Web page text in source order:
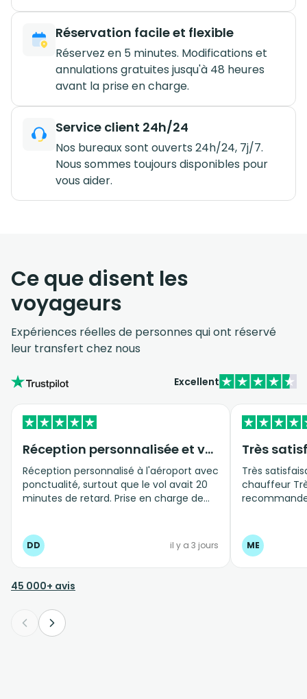
Réservation facile et flexible
Réservez en 5 minutes. Modifications et
annulations gratuites jusqu'à 48 heures
avant la prise en charge.
Service client 24h/24
Nos bureaux sont ouverts 24h/24, 7j/7.
Nous sommes toujours disponibles pour
vous aider.
Ce que disent les
voyageurs
Expériences réelles de personnes qui ont réservé
leur transfert chez nous
Excellent
Réception personnalisée et véhicule privé
Réception personnalisé à l'aéroport avec
ponctualité, surtout que le vol avait 20
minutes de retard. Prise en charge de
sans problème. Au retour, même
professionnalisme.
DD il y a 3 jours
Très
Très
chauffeur
ME
45 000+ avis